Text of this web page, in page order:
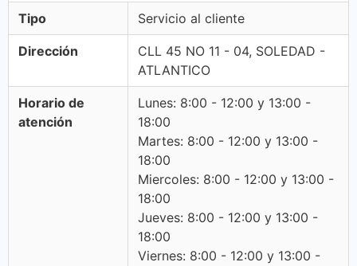
Tipo Servicio al cliente
Dirección
CLL 45 NO 11 - 04, SOLEDAD -
ATLANTICO
Horario de
atención
Lunes: 8:00 - 12:00 y 13:00 -
18:00
Martes: 8:00 - 12:00 y 13:00 -
18:00
Miercoles: 8:00 - 12:00 y 13:00 -
18:00
Jueves: 8:00 - 12:00 y 13:00 -
18:00
Viernes: 8:00 - 12:00 y 13:00 -